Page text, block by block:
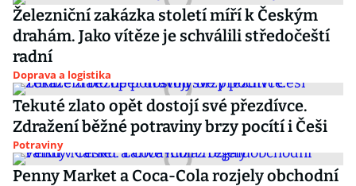
Železniční zakázka století míří k Českým
drahám. Jako vítěze je schválili středočeští
radní
Doprava a logistika
Tekuté zlato opět dostojí své přezdívce.
Zdražení běžné potraviny brzy pocítí i Češi
Potraviny
Penny Market a Coca-Cola rozjely obchodní